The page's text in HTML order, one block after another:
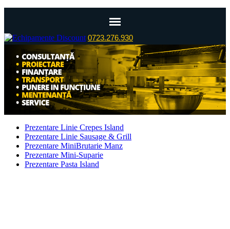
0723.276.930
Prezentare Linie Crepes Island
Prezentare Linie Sausage & Grill
Prezentare MiniBrutarie Manz
Prezentare Mini-Suparie
Prezentare Pasta Island